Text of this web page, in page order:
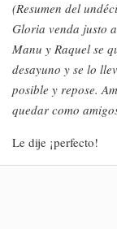
(Resumen del
Gloria venda justo
Manu y Raquel se
desayuno y se lo
posible y repose.
quedar como
Le dije ¡perfecto!